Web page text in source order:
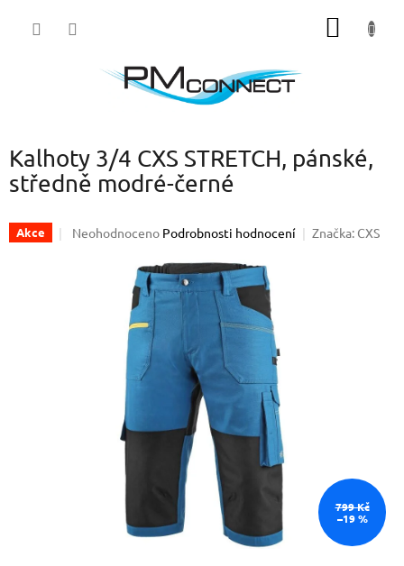
Kalhoty 3/4 CXS STRETCH, pánské,
středně modré-černé
Akce
Průměrné
hvězdiček.
Neohodnoceno Podrobnosti hodnocení Značka: CXS
799 Kč
–19 %